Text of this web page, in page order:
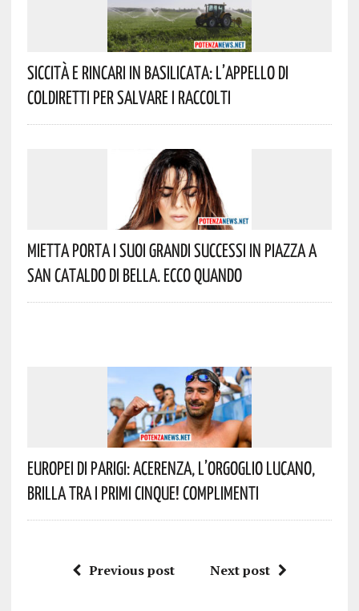
Siccità E Rincari In Basilicata: L’appello Di
Coldiretti Per Salvare I Raccolti
Mietta Porta I Suoi Grandi Successi In Piazza A
San Cataldo Di Bella. Ecco Quando
Europei Di Parigi: Acerenza, L’orgoglio Lucano,
Brilla Tra I Primi Cinque! Complimenti
Previous post Next post